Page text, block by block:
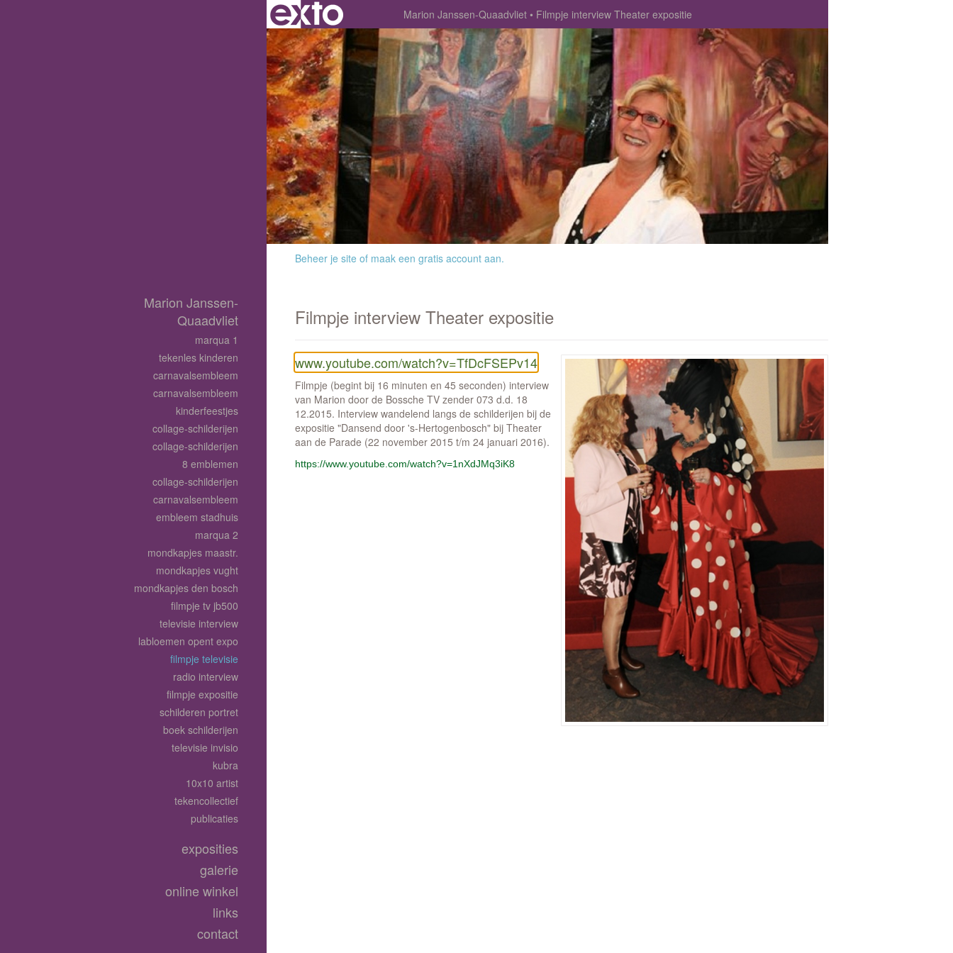
Marion Janssen-Quaadvliet Filmpje interview Theater expositie
Beheer je site of maak een gratis account aan.
Filmpje interview Theater expositie
www.youtube.com/watch?v=TfDcFSEPv14
Filmpje (begint bij 16 minuten en 45 seconden) interview
van Marion door de Bossche TV zender 073 d.d. 18
12.2015. Interview wandelend langs de schilderijen bij de
expositie "Dansend door 's-Hertogenbosch" bij Theater
aan de Parade (22 november 2015 t/m 24 januari 2016).
https://www.youtube.com/watch?v=1nXdJMq3iK8
Marion Janssen-
Quaadvliet
marqua 1
tekenles kinderen
carnavalsembleem
carnavalsembleem
kinderfeestjes
collage-schilderijen
collage-schilderijen
8 emblemen
collage-schilderijen
carnavalsembleem
embleem stadhuis
marqua 2
mondkapjes maastr.
mondkapjes vught
mondkapjes den bosch
filmpje tv jb500
televisie interview
labloemen opent expo
filmpje televisie
radio interview
filmpje expositie
schilderen portret
boek schilderijen
televisie invisio
kubra
10x10 artist
tekencollectief
publicaties
exposities
galerie
online winkel
links
contact